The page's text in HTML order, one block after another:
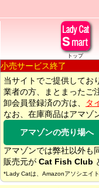
トップ
小売サービス終了
当サイトでご提供してお
業者の方、まとまったご
卸会員登録済の方は、
タ
なお、在庫商品はアマゾ
アマゾンの売り場へ
アマゾンでは弊社以外も
販売元が Cat Fish Club
*Lady Catは、Amazonアソシエイ